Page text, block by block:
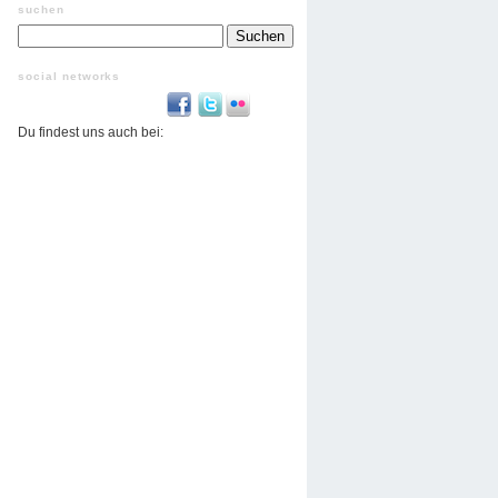
suchen
social networks
Du findest uns auch bei: